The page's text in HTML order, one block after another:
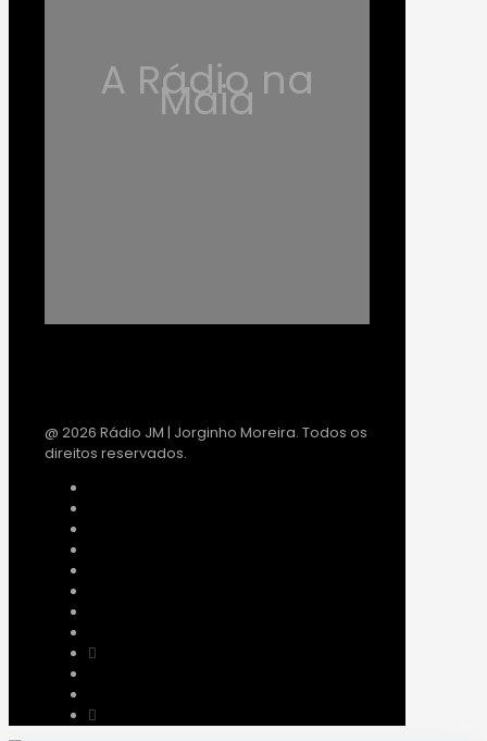
A Rádio na
Maia
@ 2026 Rádio JM | Jorginho Moreira. Todos os
direitos reservados.